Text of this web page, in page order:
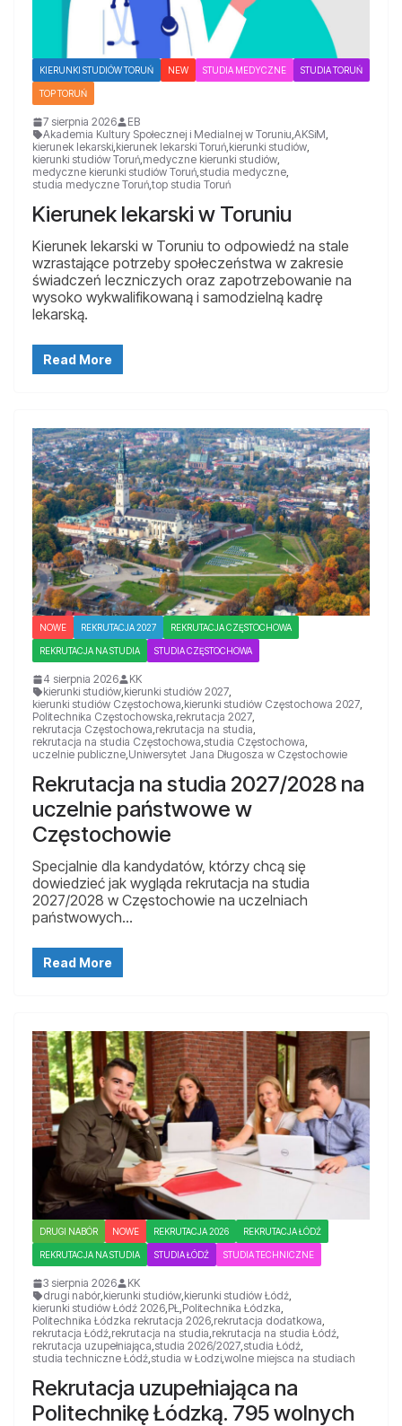
KIERUNKI STUDIÓW TORUŃ NEW STUDIA MEDYCZNE STUDIA TORUŃ
TOP TORUŃ
7 sierpnia 2026
EB
Akademia Kultury Społecznej i Medialnej w Toruniu,AKSiM,
kierunek lekarski,kierunek lekarski Toruń,kierunki studiów,
kierunki studiów Toruń,medyczne kierunki studiów,
medyczne kierunki studiów Toruń,studia medyczne,
studia medyczne Toruń,top studia Toruń
Kierunek lekarski w Toruniu
Kierunek lekarski w Toruniu to odpowiedź na stale
wzrastające potrzeby społeczeństwa w zakresie
świadczeń leczniczych oraz zapotrzebowanie na
wysoko wykwalifikowaną i samodzielną kadrę
lekarską.
Read More
NOWE REKRUTACJA 2027 REKRUTACJA CZĘSTOCHOWA
REKRUTACJA NA STUDIA STUDIA CZĘSTOCHOWA
4 sierpnia 2026
KK
kierunki studiów,kierunki studiów 2027,
kierunki studiów Częstochowa,kierunki studiów Częstochowa 2027,
Politechnika Częstochowska,rekrutacja 2027,
rekrutacja Częstochowa,rekrutacja na studia,
rekrutacja na studia Częstochowa,studia Częstochowa,
uczelnie publiczne,Uniwersytet Jana Długosza w Częstochowie
Rekrutacja na studia 2027/2028 na
uczelnie państwowe w
Częstochowie
Specjalnie dla kandydatów, którzy chcą się
dowiedzieć jak wygląda rekrutacja na studia
2027/2028 w Częstochowie na uczelniach
państwowych…
Read More
DRUGI NABÓR NOWE REKRUTACJA 2026 REKRUTACJA ŁÓDŹ
REKRUTACJA NA STUDIA STUDIA ŁÓDŹ STUDIA TECHNICZNE
3 sierpnia 2026
KK
drugi nabór, kierunki studiów kierunki studiów Łódź
kierunki studiów Łódź 2026 PŁ Politechnika Łódzka
Politechnika Łódzka rekrutacja 2026 rekrutacja dodatkowa
rekrutacja Łódź rekrutacja na studia rekrutacja na studia Łódź
rekrutacja uzupełniająca studia 2026/2027 studia Łódź
studia techniczne Łódź studia w Łodzi wolne miejsca na studiach
Rekrutacja uzupełniająca na
Politechnikę Łódzką. 795 wolnych